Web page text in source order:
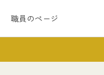
職員のページ